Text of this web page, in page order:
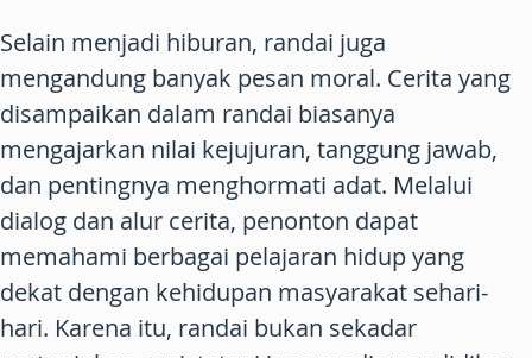
Selain menjadi hiburan, randai juga
mengandung banyak pesan moral. Cerita yang
disampaikan dalam randai biasanya
mengajarkan nilai kejujuran, tanggung jawab,
dan pentingnya menghormati adat. Melalui
dialog dan alur cerita, penonton dapat
memahami berbagai pelajaran hidup yang
dekat dengan kehidupan masyarakat sehari-
hari. Karena itu, randai bukan sekadar